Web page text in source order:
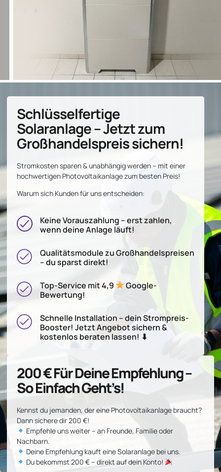
Schlüsselfertige
Solaranlage – Jetzt zum
Großhandelspreis sichern!
Stromkosten sparen & unabhängig werden – mit einer
hochwertigen Photovoltaikanlage zum besten Preis!
Warum sich Kunden für uns entscheiden:
Keine Vorauszahlung – erst zahlen,
wenn deine Anlage läuft!
Qualitätsmodule zu Großhandelspreisen
– du sparst direkt!
Top-Service mit 4,9
Google-
Bewertung!
Schnelle Installation – dein Strompreis-
Booster! Jetzt Angebot sichern &
kostenlos beraten lassen! ⬇
200 € Für Deine Empfehlung –
So Einfach Geht’s!
Kennst du jemanden, der eine Photovoltaikanlage braucht?
Dann sichere dir 200 €!
Empfehle uns weiter – an Freunde, Familie oder
Nachbarn.
Deine Empfehlung kauft eine Solaranlage bei uns.
Du bekommst 200 € – direkt auf dein Konto!